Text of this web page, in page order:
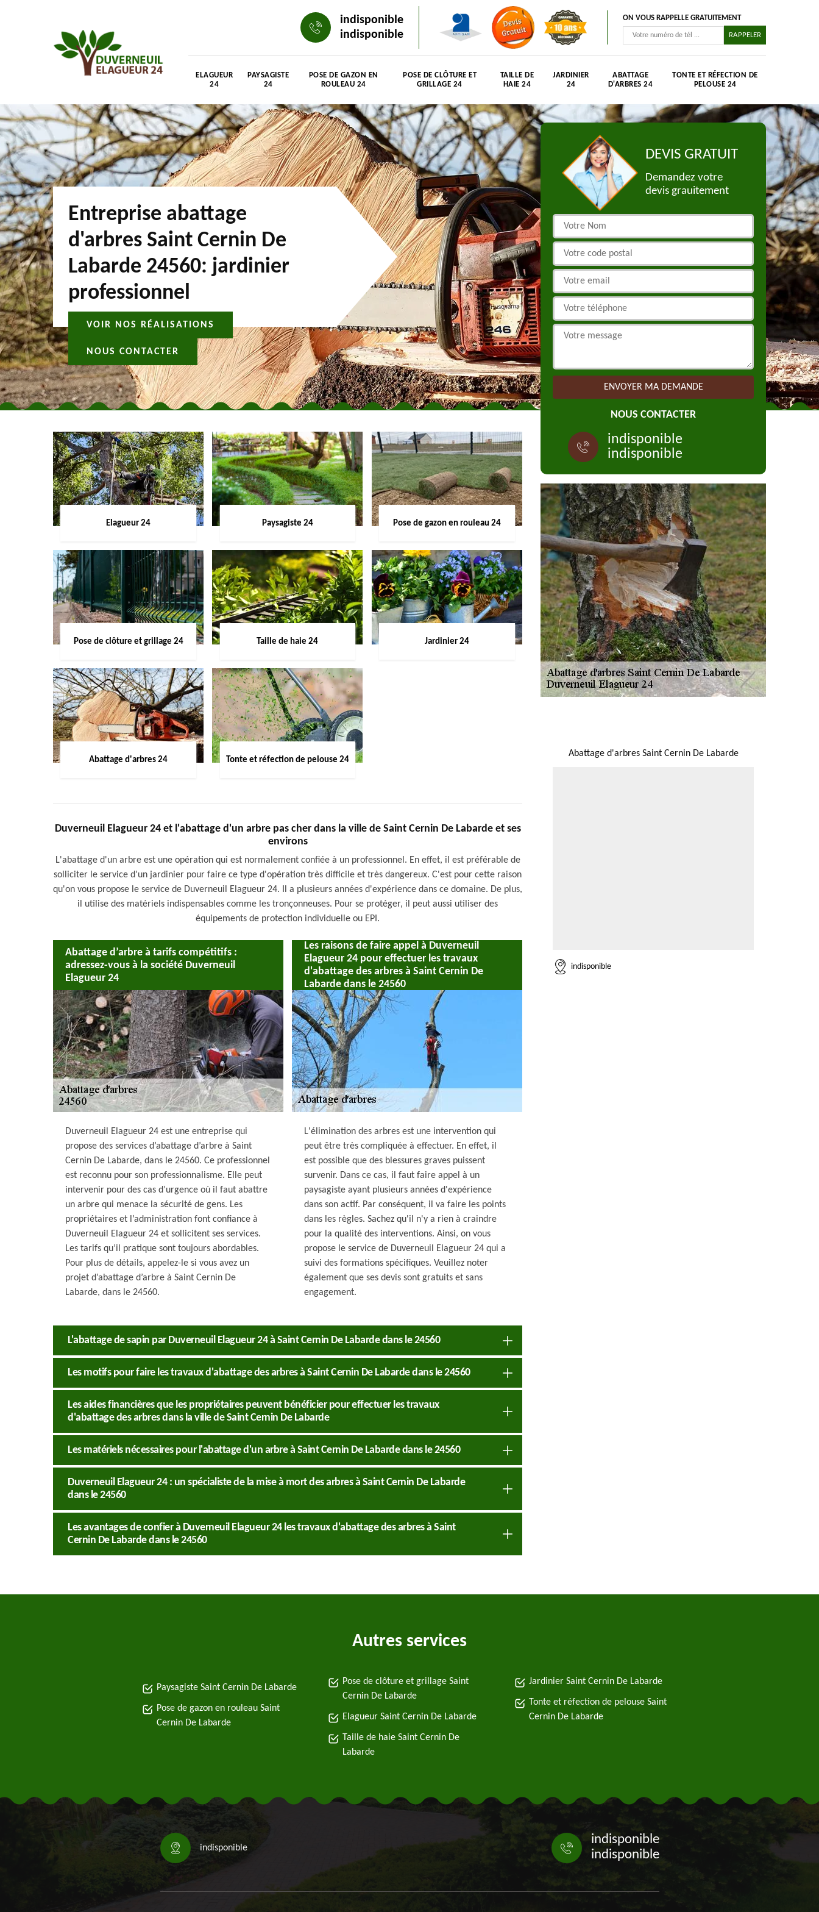
indisponible
indisponible
ON VOUS RAPPELLE GRATUITEMENT
ELAGUEUR
24
PAYSAGISTE
24
POSE DE GAZON EN
ROULEAU 24
POSE DE CLÔTURE ET
GRILLAGE 24
TAILLE DE
HAIE 24
JARDINIER
24
ABATTAGE
D'ARBRES 24
TONTE ET RÉFECTION DE
PELOUSE 24
Entreprise abattage
d'arbres Saint Cernin De
Labarde 24560: jardinier
professionnel
VOIR NOS RÉALISATIONS
NOUS CONTACTER
Elagueur 24 Paysagiste 24 Pose de gazon en rouleau 24
Pose de clôture et grillage 24 Taille de haie 24 Jardinier 24
Abattage d'arbres 24 Tonte et réfection de pelouse 24
Duverneuil Elagueur 24 et l'abattage d'un arbre pas cher dans la ville de Saint Cernin De Labarde et ses
environs
L'abattage d'un arbre est une opération qui est normalement confiée à un professionnel. En effet, il est préférable de
solliciter le service d'un jardinier pour faire ce type d'opération très difficile et très dangereux. C'est pour cette raison
qu'on vous propose le service de Duverneuil Elagueur 24. Il a plusieurs années d'expérience dans ce domaine. De plus,
il utilise des matériels indispensables comme les tronçonneuses. Pour se protéger, il peut aussi utiliser des
équipements de protection individuelle ou EPI.
Abattage d’arbre à tarifs compétitifs :
adressez-vous à la société Duverneuil
Elagueur 24
Duverneuil Elagueur 24 est une entreprise qui
propose des services d’abattage d’arbre à Saint
Cernin De Labarde, dans le 24560. Ce professionnel
est reconnu pour son professionnalisme. Elle peut
intervenir pour des cas d’urgence où il faut abattre
un arbre qui menace la sécurité de gens. Les
propriétaires et l’administration font confiance à
Duverneuil Elagueur 24 et sollicitent ses services.
Les tarifs qu’il pratique sont toujours abordables.
Pour plus de détails, appelez-le si vous avez un
projet d’abattage d’arbre à Saint Cernin De
Labarde, dans le 24560.
Les raisons de faire appel à Duverneuil
Elagueur 24 pour effectuer les travaux
d'abattage des arbres à Saint Cernin De
Labarde dans le 24560
L'élimination des arbres est une intervention qui
peut être très compliquée à effectuer. En effet, il
est possible que des blessures graves puissent
survenir. Dans ce cas, il faut faire appel à un
paysagiste ayant plusieurs années d'expérience
dans son actif. Par conséquent, il va faire les points
dans les règles. Sachez qu'il n'y a rien à craindre
pour la qualité des interventions. Ainsi, on vous
propose le service de Duverneuil Elagueur 24 qui a
suivi des formations spécifiques. Veuillez noter
également que ses devis sont gratuits et sans
engagement.
L'abattage de sapin par Duverneuil Elagueur 24 à Saint Cernin De Labarde dans le 24560
Les motifs pour faire les travaux d'abattage des arbres à Saint Cernin De Labarde dans le 24560
Les aides financières que les propriétaires peuvent bénéficier pour effectuer les travaux
d'abattage des arbres dans la ville de Saint Cernin De Labarde
Les matériels nécessaires pour l'abattage d'un arbre à Saint Cernin De Labarde dans le 24560
Duverneuil Elagueur 24 : un spécialiste de la mise à mort des arbres à Saint Cernin De Labarde
dans le 24560
Les avantages de confier à Duverneuil Elagueur 24 les travaux d'abattage des arbres à Saint
Cernin De Labarde dans le 24560
DEVIS GRATUIT
Demandez votre
devis grauitement
NOUS CONTACTER
indisponible
indisponible
Abattage d'arbres Saint Cernin De Labarde
indisponible
Autres services
Paysagiste Saint Cernin De Labarde
Pose de gazon en rouleau Saint
Cernin De Labarde
Pose de clôture et grillage Saint
Cernin De Labarde
Elagueur Saint Cernin De Labarde
Taille de haie Saint Cernin De
Labarde
Jardinier Saint Cernin De Labarde
Tonte et réfection de pelouse Saint
Cernin De Labarde
indisponible
indisponible
indisponible